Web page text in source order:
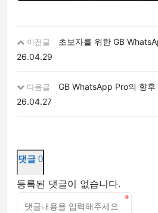
이전글
초보자를 위한 GB
26.04.29
다음글
GB WhatsApp Pro의 향후
26.04.27
댓글 0
등록된 댓글이 없습니다.